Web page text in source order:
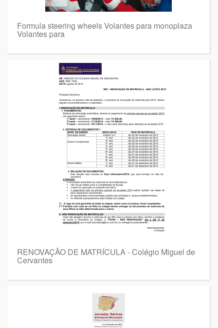
Formula steering wheels Volantes para monoplaza
Volantes para
RENOVAÇÃO DE MATRÍCULA - Colégio Miguel de
Cervantes